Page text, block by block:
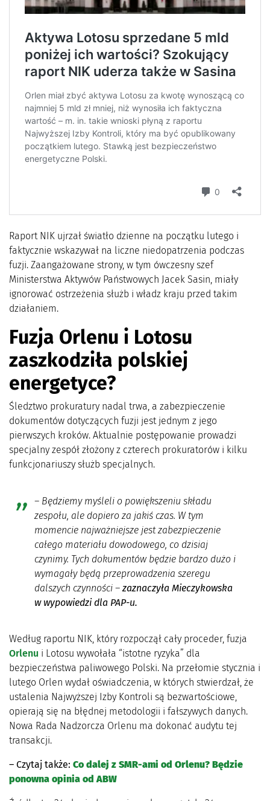
Raport NIK ujrzał światło dzienne na początku lutego i
faktycznie wskazywał na liczne niedopatrzenia podczas
fuzji. Zaangażowane strony, w tym ówczesny szef
Ministerstwa Aktywów Państwowych Jacek Sasin, miały
ignorować ostrzeżenia służb i władz kraju przed takim
działaniem.
Fuzja Orlenu i Lotosu
zaszkodziła polskiej
energetyce?
Śledztwo prokuratury nadal trwa, a zabezpieczenie
dokumentów dotyczących fuzji jest jednym z jego
pierwszych kroków. Aktualnie postępowanie prowadzi
specjalny zespół złożony z czterech prokuratorów i kilku
funkcjonariuszy służb specjalnych.
– Będziemy myśleli o powiększeniu składu
zespołu, ale dopiero za jakiś czas. W tym
momencie najważniejsze jest zabezpieczenie
całego materiału dowodowego, co dzisiaj
czynimy. Tych dokumentów będzie bardzo dużo i
wymagały będą przeprowadzenia szeregu
dalszych czynności –zaznaczyła Mieczykowska
w wypowiedzi dla PAP-u.
Według raportu NIK, który rozpoczął cały proceder, fuzja
Orlenu i Lotosu wywołała “istotne ryzyka” dla
bezpieczeństwa paliwowego Polski. Na przełomie stycznia i
lutego Orlen wydał oświadczenia, w których stwierdzał, że
ustalenia Najwyższej Izby Kontroli są bezwartościowe,
opierają się na błędnej metodologii i fałszywych danych.
Nowa Rada Nadzorcza Orlenu ma dokonać audytu tej
transakcji.
– Czytaj także: Co dalej z SMR-ami od Orlenu? Będzie
ponowna opinia od ABW